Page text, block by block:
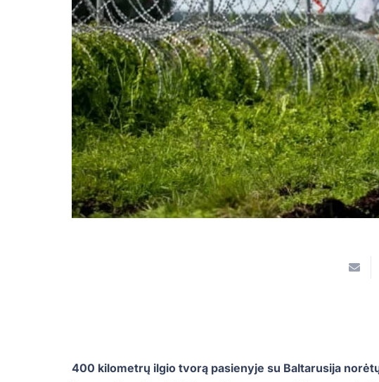
400 kilometrų ilgio tvorą pasienyje su Baltarusija